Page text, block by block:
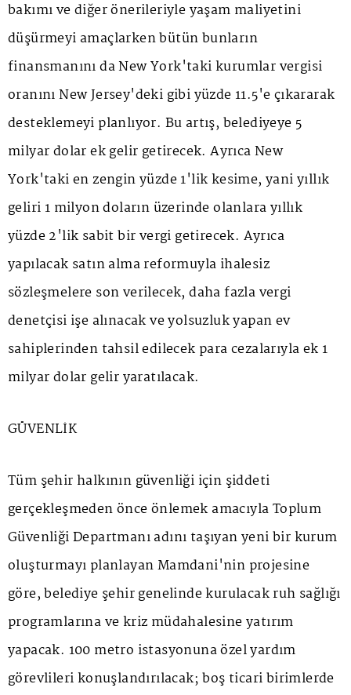
bakımı ve diğer önerileriyle yaşam maliyetini
düşürmeyi amaçlarken bütün bunların
finansmanını da New York'taki kurumlar vergisi
oranını New Jersey'deki gibi yüzde 11.5'e çıkararak
desteklemeyi planlıyor. Bu artış, belediyeye 5
milyar dolar ek gelir getirecek. Ayrıca New
York'taki en zengin yüzde 1'lik kesime, yani yıllık
geliri 1 milyon doların üzerinde olanlara yıllık
yüzde 2'lik sabit bir vergi getirecek. Ayrıca
yapılacak satın alma reformuyla ihalesiz
sözleşmelere son verilecek, daha fazla vergi
denetçisi işe alınacak ve yolsuzluk yapan ev
sahiplerinden tahsil edilecek para cezalarıyla ek 1
milyar dolar gelir yaratılacak.
GÜVENLİK
Tüm şehir halkının güvenliği için şiddeti
gerçekleşmeden önce önlemek amacıyla Toplum
Güvenliği Departmanı adını taşıyan yeni bir kurum
oluşturmayı planlayan Mamdani'nin projesine
göre, belediye şehir genelinde kurulacak ruh sağlığı
programlarına ve kriz müdahalesine yatırım
yapacak. 100 metro istasyonuna özel yardım
görevlileri konuşlandırılacak; boş ticari birimlerde